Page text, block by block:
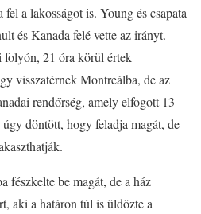
a lakosságot is. Young és csapata
és Kanada felé vette az irányt.
21 óra körül értek
visszatérnek Montreálba, de az
rendőrség, amely elfogott 13
döntött, hogy feladja magát, de
fészkelte be magát, de a ház
aki a határon túl is üldözte a